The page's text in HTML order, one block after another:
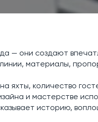
— они создают
материалы,
количество
и мастерстве
историю,